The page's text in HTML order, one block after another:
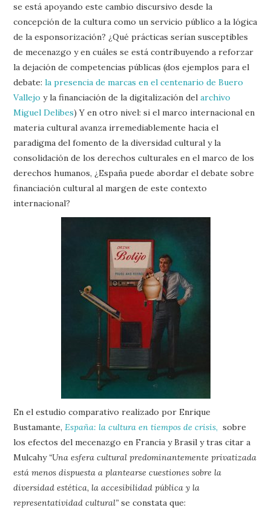
se está apoyando este cambio discursivo desde la
concepción de la cultura como un servicio público a la lógica
de la esponsorización? ¿Qué prácticas serían susceptibles
de mecenazgo y en cuáles se está contribuyendo a reforzar
la dejación de competencias públicas (dos ejemplos para el
debate:la presencia de marcas en el centenario de Buero
Vallejo y la financiación de la digitalización delarchivo
Miguel Delibes) Y en otro nivel: si el marco internacional en
materia cultural avanza irremediablemente hacia el
paradigma del fomento de la diversidad cultural y la
consolidación de los derechos culturales en el marco de los
derechos humanos, ¿España puede abordar el debate sobre
financiación cultural al margen de este contexto
internacional?
En el estudio comparativo realizado por Enrique
Bustamante, España: la cultura en tiempos de crisis, sobre
los efectos del mecenazgo en Francia y Brasil y tras citar a
Mulcahy “Una esfera cultural predominantemente privatizada
está menos dispuesta a plantearse cuestiones sobre la
diversidad estética, la accesibilidad pública y la
representatividad cultural”se constata que: